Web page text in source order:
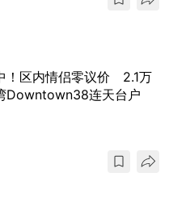
！区内情侣零议价 2.1万
Downtown38连天台户